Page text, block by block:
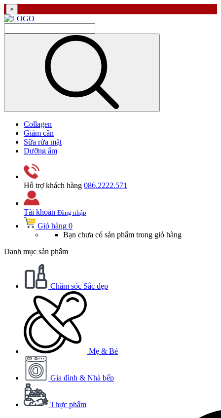
×
Collagen
Giảm cân
Sữa rửa mặt
Dưỡng ẩm
Hỗ trợ khách hàng 086.2222.571
Tài khoản Đăng nhập
Giỏ hàng 0
Bạn chưa có sản phẩm trong giỏ hàng
Danh mục sản phẩm
Chăm sóc Sắc đẹp
Mẹ & Bé
Gia đình & Nhà bếp
Thực phẩm